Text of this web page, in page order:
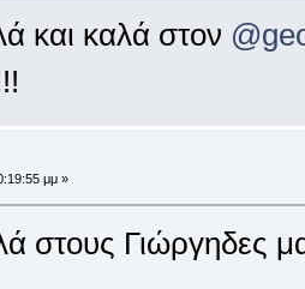
και καλά στον
μμ »
στους Γιώργηδες